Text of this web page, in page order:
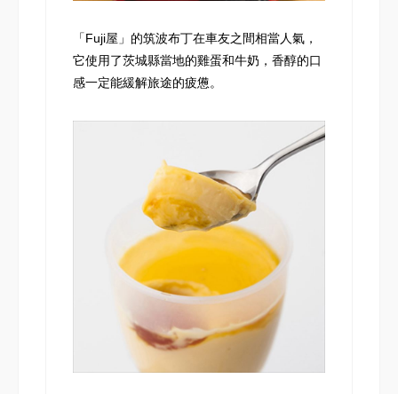
「Fuji屋」的筑波布丁在車友之間相當人氣，
它使用了茨城縣當地的雞蛋和牛奶，香醇的口
感一定能緩解旅途的疲憊。